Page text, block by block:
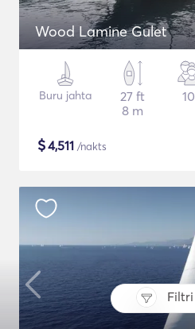
Filtri
Wood Lamine Gulet
Buru jahta
27 ft
8 m
10
$4,511 /nakts